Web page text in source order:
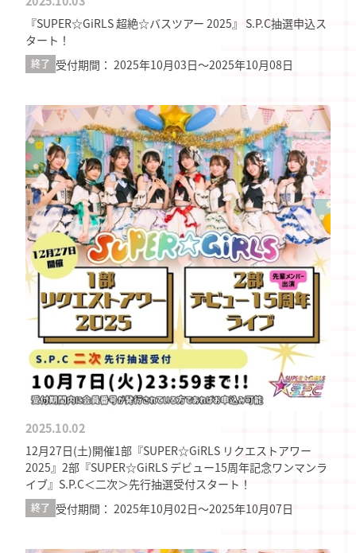
『SUPER☆GiRLS 超絶☆バスツアー 2025』 S.P.C抽選申込ス
タート！
終了 受付期間： 2025年10月03日〜2025年10月08日
2025.10.02
12月27日(土)開催1部『SUPER☆GiRLS リクエストアワー
2025』2部『SUPER☆GiRLS デビュー15周年記念ワンマンラ
イブ』S.P.C＜二次＞先行抽選受付スタート！
終了 受付期間： 2025年10月02日〜2025年10月07日